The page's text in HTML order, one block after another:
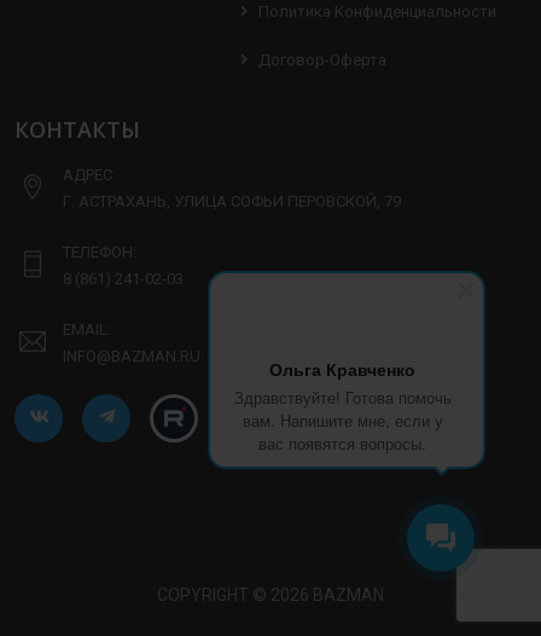
Ольга Кравченко
Здравствуйте! Готова помочь
вам. Напишите мне, если у
вас появятся вопросы.
Политика Конфиденциальности
Договор-Оферта
КОНТАКТЫ
АДРЕС:
Г. АСТРАХАНЬ, УЛИЦА СОФЬИ ПЕРОВСКОЙ, 79
ТЕЛЕФОН:
8 (861) 241-02-03
EMAIL:
INFO@BAZMAN.RU
COPYRIGHT © 2026 BAZMAN